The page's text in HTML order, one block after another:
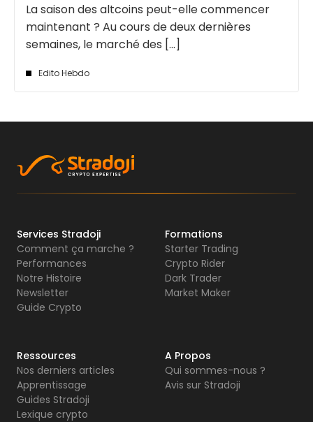
La saison des altcoins peut-elle commencer
maintenant ? Au cours de deux dernières
semaines, le marché des [...]
Edito Hebdo
Services Stradoji
Comment ça marche ?
Performances
Notre Histoire
Newsletter
Guide Crypto
Formations
Starter Trading
Crypto Rider
Dark Trader
Market Maker
Ressources
Nos derniers articles
Apprentissage
Guides Stradoji
Lexique crypto
A Propos
Qui sommes-nous ?
Avis sur Stradoji